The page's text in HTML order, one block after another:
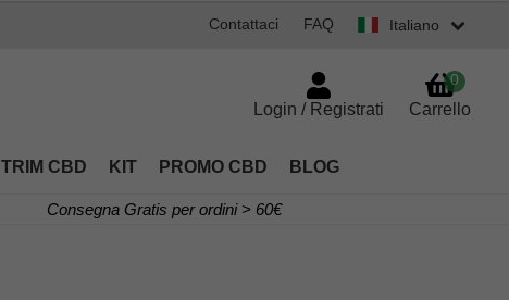
Italiano
Contattaci FAQ
TRIM CBD KIT PROMO CBD BLOG
Login / Registrati Carrello
0
Consegna Gratis per ordini > 60€